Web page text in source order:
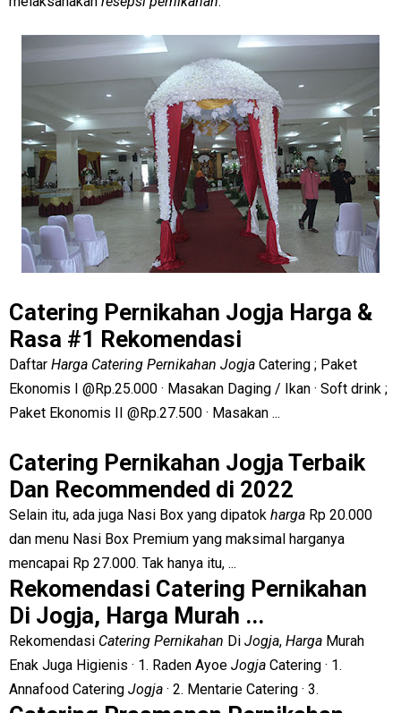
Catering Pernikahan Jogja Harga &
Rasa #1 Rekomendasi
Daftar Harga Catering Pernikahan Jogja Catering ; Paket
Ekonomis I @Rp.25.000 · Masakan Daging / Ikan · Soft drink ;
Paket Ekonomis II @Rp.27.500 · Masakan ...
Catering Pernikahan Jogja Terbaik
Dan Recommended di 2022
Selain itu, ada juga Nasi Box yang dipatok harga Rp 20.000
dan menu Nasi Box Premium yang maksimal harganya
mencapai Rp 27.000. Tak hanya itu, ...
Rekomendasi Catering Pernikahan
Di Jogja, Harga Murah ...
Rekomendasi Catering Pernikahan Di Jogja, Harga Murah
Enak Juga Higienis · 1. Raden Ayoe Jogja Catering · 1.
Annafood Catering Jogja · 2. Mentarie Catering · 3.